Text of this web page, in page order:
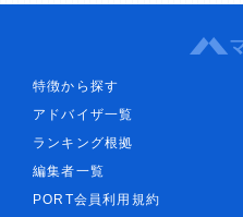
特徴から探す
アドバイザ一覧
ランキング根拠
編集者一覧
PORT会員利用規約